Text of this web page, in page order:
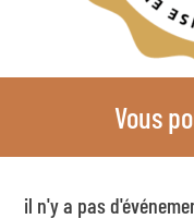
Vous
il n'y a pas